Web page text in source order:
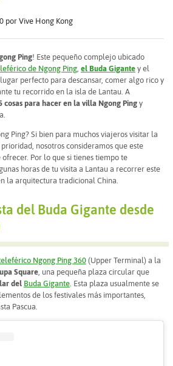
por Vive Hong Kong
Ping! Este pequeño complejo ubicado
de Ngong Ping el Buda Gigante y el
perfecto para descansar, comer algo rico y
tu recorrido en la isla de Lantau. A
cosas para hacer en la villa Ngong Ping y
Ping? Si bien para muchos viajeros visitar la
nosotros consideramos que este
Por lo que si tienes tiempo te
horas de tu visita a Lantau a recorrer este
la arquitectura tradicional China.
del Buda Gigante desde
Ngong Ping 360 (Upper Terminal) a la
Square , una pequeña plaza circular que
del Buda Gigante . Esta plaza usualmente se
de los festivales más importantes,
Pascua.